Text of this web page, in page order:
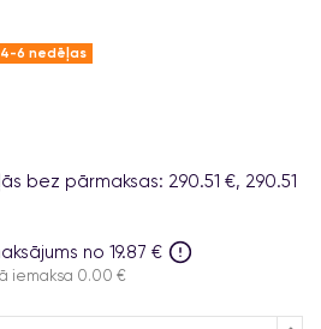
6 nedēļas
bez pārmaksas: 290.51 €, 290.51
no 19.87 €
iemaksa 0.00 €